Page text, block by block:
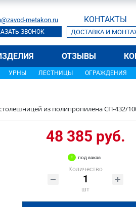
metakon.ru
ЗВОНОК
КОНТАКТЫ
ДОСТАВКА И
ОТЗЫВЫ
УРНЫ ЛЕСТНИЦЫ ОГРАЖДЕНИЯ
из полипропилена СП-432/
48 385 руб.
под заказ
Количество
шт